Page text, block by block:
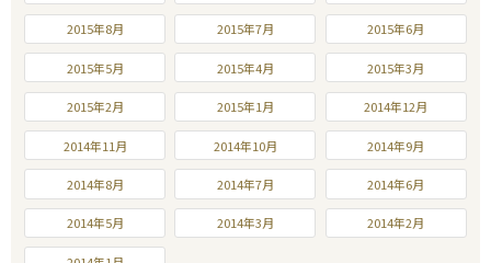
2015年8月 2015年7月 2015年6月
2015年5月 2015年4月 2015年3月
2015年2月 2015年1月 2014年12月
2014年11月 2014年10月 2014年9月
2014年8月 2014年7月 2014年6月
2014年5月 2014年3月 2014年2月